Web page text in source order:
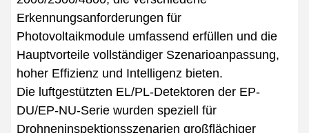
Erkennungsanforderungen für
Photovoltaikmodule umfassend erfüllen und die
Hauptvorteile vollständiger Szenarioanpassung,
hoher Effizienz und Intelligenz bieten.
Die luftgestützten EL/PL-Detektoren der EP-
DU/EP-NU-Serie wurden speziell für
Drohneninspektionsszenarien großflächiger